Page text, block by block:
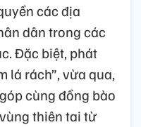
các địa
dân trong các
Đặc biệt, phát
lá rách”, vừa qua,
cùng đồng bào
thiên tai từ